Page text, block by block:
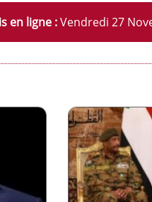
en ligne :Vendredi 27